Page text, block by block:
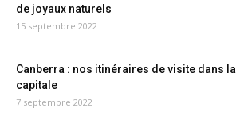
de joyaux naturels
15 septembre 2022
Canberra : nos itinéraires de visite dans la
capitale
7 septembre 2022